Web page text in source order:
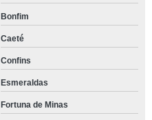
Bonfim
Caeté
Confins
Esmeraldas
Fortuna de Minas